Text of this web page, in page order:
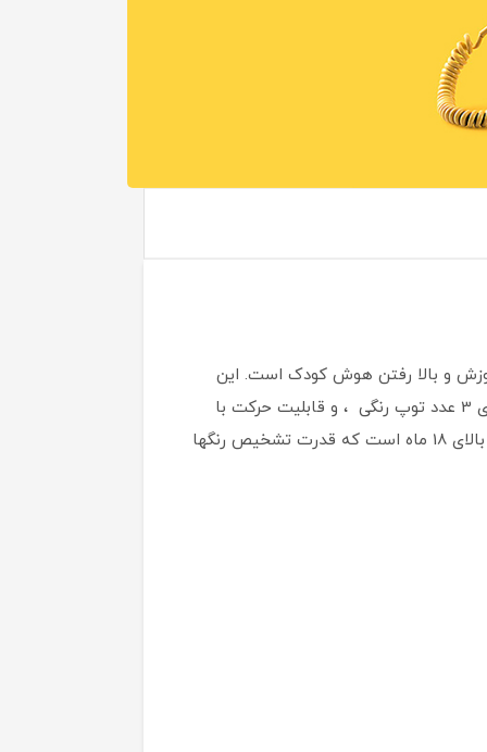
مسبب آموزش و بالا رفتن هوش کودک است. این
اسباب بازی باتری خور موزیکال به زیبایی حرکت میکند و بچه را سرگرم میکند . قطار توپ پرت کن کد 958 هولا دارای 3 عدد توپ رنگی ، و قابلیت حرکت با
باتری نیز است ، این اسباب بازی دارای موزیکال نیز می باشد استفاده از قطار توپ پرت موزیکال هولا برای کودکان بالای 18 ماه است که قدرت تشخیص رنگها